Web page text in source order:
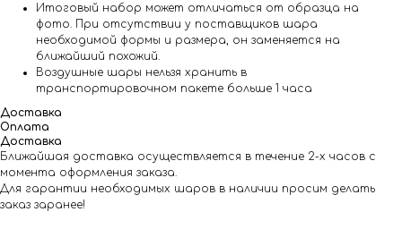
Итоговый набор может отличаться от образца на
фото. При отсутствии у поставщиков шара
необходимой формы и размера, он заменяется на
ближайший похожий.
Воздушные шары нельзя хранить в
транспортировочном пакете больше 1 часа
Доставка
Оплата
Доставка
Ближайшая доставка осуществляется в течение 2-х часов с
момента оформления заказа.
Для гарантии необходимых шаров в наличии просим делать
заказ заранее!